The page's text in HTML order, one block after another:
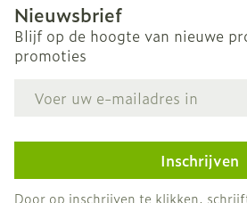
Nieuwsbrief
Blijf op de hoogte van nieuwe
promoties
Inschrijven
Door op inschrijven te klikken,